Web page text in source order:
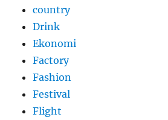
country
Drink
Ekonomi
Factory
Fashion
Festival
Flight